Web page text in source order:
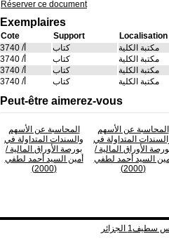
Réserver ce document
Exemplaires
Cote Support
Localisation
أ/ 3740
كتاب
مكتبة الكلية
أ/ 3740
كتاب
مكتبة الكلية
أ/ 3740
كتاب
مكتبة الكلية
أ/ 3740
كتاب مكتبة الكلية
Peut-être aimerez-vous
المحاسبة عن الأسهم
والسندات المتداولة في
بورصة الأوراق المالية/
أمين السيد أحمد لطفي
(2000)
المحاسبة عن الأسهم
المتداولة في
الأوراق المالية/
السيد أحمد لطفي
(2000)